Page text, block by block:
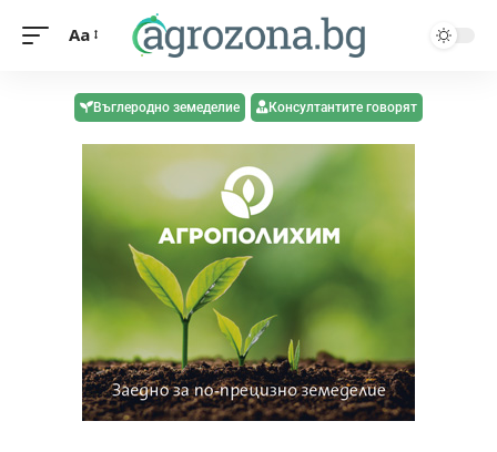
Aa
Въглеродно земеделие Консултантите говорят